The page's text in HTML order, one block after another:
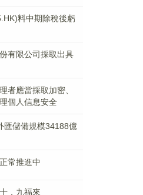
料中期除稅後虧
有限公司採取出具
者應當採取加密、
個人信息安全
匯儲備規模34188億
常推進中
，九福來